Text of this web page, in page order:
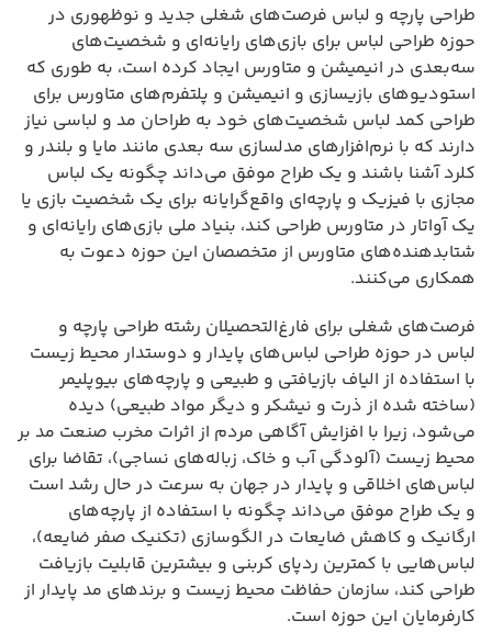
طراحی پارچه و لباس فرصت‌های شغلی جدید و نوظهوری در
حوزه طراحی لباس برای بازی‌های رایانه‌ای و شخصیت‌های
سه‌بعدی در انیمیشن و متاورس ایجاد کرده است، به طوری که
استودیوهای بازیسازی و انیمیشن و پلتفرم‌های متاورس برای
طراحی کمد لباس شخصیت‌های خود به طراحان مد و لباسی نیاز
دارند که با نرم‌افزارهای مدلسازی سه بعدی مانند مایا و بلندر و
کلرد آشنا باشند و یک طراح موفق می‌داند چگونه یک لباس
مجازی با فیزیک و پارچه‌ای واقع‌گرایانه برای یک شخصیت بازی یا
یک آواتار در متاورس طراحی کند، بنیاد ملی بازی‌های رایانه‌ای و
شتابدهنده‌های متاورس از متخصصان این حوزه دعوت به
همکاری می‌کنند.
فرصت‌های شغلی برای فارغ‌التحصیلان رشته طراحی پارچه و
لباس در حوزه طراحی لباس‌های پایدار و دوستدار محیط زیست
با استفاده از الیاف بازیافتی و طبیعی و پارچه‌های بیوپلیمر
(ساخته شده از ذرت و نیشکر و دیگر مواد طبیعی) دیده
می‌شود، زیرا با افزایش آگاهی مردم از اثرات مخرب صنعت مد بر
محیط زیست (آلودگی آب و خاک، زباله‌های نساجی)، تقاضا برای
لباس‌های اخلاقی و پایدار در جهان به سرعت در حال رشد است
و یک طراح موفق می‌داند چگونه با استفاده از پارچه‌های
ارگانیک و کاهش ضایعات در الگوسازی (تکنیک صفر ضایعه)،
لباس‌هایی با کمترین ردپای کربنی و بیشترین قابلیت بازیافت
طراحی کند، سازمان حفاظت محیط زیست و برندهای مد پایدار از
کارفرمایان این حوزه است.